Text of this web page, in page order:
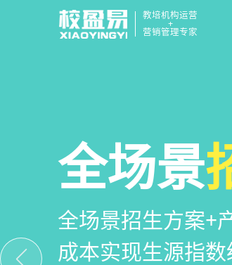
教培机构运营
+
营销管理专家
校区运
教培机构数字化
位解决学校经营
全场景
全场景招生方案+
成本实现生源指
教培机
一部手机链接机
捷，互动零距离，